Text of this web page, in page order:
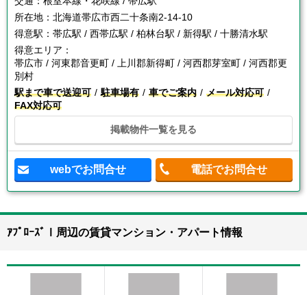
所在地： 北海道帯広市西二十条南2-14-10
得意駅： 帯広駅 / 西帯広駅 / 柏林台駅 / 新得駅 / 十勝清水駅
得意エリア：
帯広市 / 河東郡音更町 / 上川郡新得町 / 河西郡芽室町 / 河西郡更
別村
駅まで車で送迎可
駐車場有 車でご案内
メール対応可
FAX対応可
掲載物件一覧を見る
webでお問合せ 電話でお問合せ
ｱﾌﾟﾛｰｽﾞⅠ周辺の賃貸マンション・アパート情報